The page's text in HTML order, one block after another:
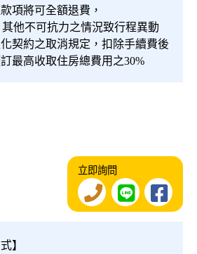
項將可全額退費，
他不可抗力之情況致行程異動
契約之取消規定，扣除手續費後
最高收取住房總費用之30%
立即詢問
】